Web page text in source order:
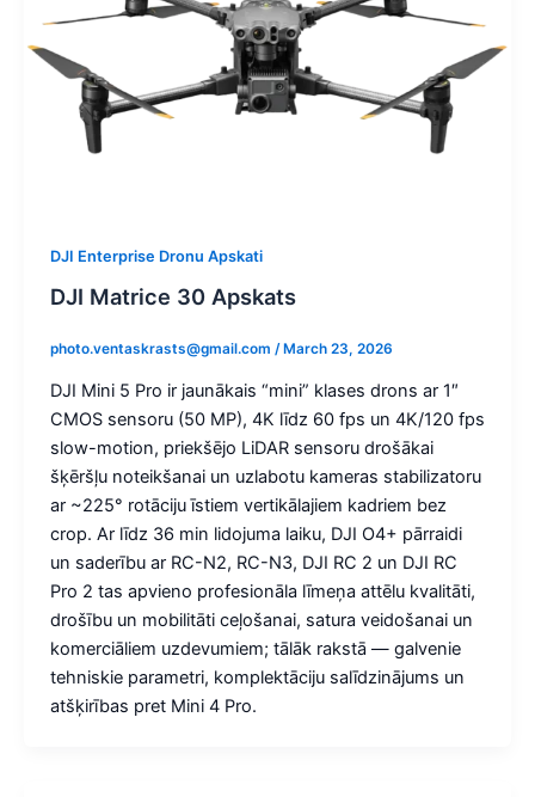
DJI Enterprise Dronu Apskati
DJI Matrice 30 Apskats
photo.ventaskrasts@gmail.com / March 23, 2026
DJI Mini 5 Pro ir jaunākais “mini” klases drons ar 1″
CMOS sensoru (50 MP), 4K līdz 60 fps un 4K/120 fps
slow-motion, priekšējo LiDAR sensoru drošākai
šķēršļu noteikšanai un uzlabotu kameras stabilizatoru
ar ~225° rotāciju īstiem vertikālajiem kadriem bez
crop. Ar līdz 36 min lidojuma laiku, DJI O4+ pārraidi
un saderību ar RC-N2, RC-N3, DJI RC 2 un DJI RC
Pro 2 tas apvieno profesionāla līmeņa attēlu kvalitāti,
drošību un mobilitāti ceļošanai, satura veidošanai un
komerciāliem uzdevumiem; tālāk rakstā — galvenie
tehniskie parametri, komplektāciju salīdzinājums un
atšķirības pret Mini 4 Pro.